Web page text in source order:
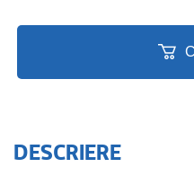
DESCRIERE